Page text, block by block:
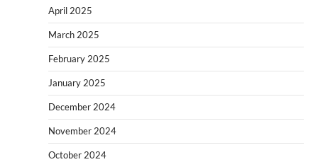
April 2025
March 2025
February 2025
January 2025
December 2024
November 2024
October 2024